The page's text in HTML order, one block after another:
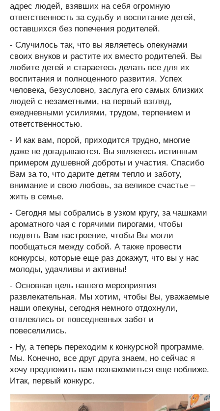
адрес людей, взявших на себя огромную
ответственность за судьбу и воспитание детей,
оставшихся без попечения родителей.
- Случилось так, что вы являетесь опекунами
своих внуков и растите их вместо родителей. Вы
любите детей и стараетесь делать все для их
воспитания и полноценного развития. Успех
человека, безусловно, заслуга его самых близких
людей с незаметными, на первый взгляд,
ежедневными усилиями, трудом, терпением и
ответственностью.
- И как вам, порой, приходится трудно, многие
даже не догадываются. Вы являетесь истинным
примером душевной доброты и участия. Спасибо
Вам за то, что дарите детям тепло и заботу,
внимание и свою любовь, за великое счастье –
жить в семье.
- Сегодня мы собрались в узком кругу, за чашками
ароматного чая с горячими пирогами, чтобы
поднять Вам настроение, чтобы Вы могли
пообщаться между собой. А также провести
конкурсы, которые еще раз докажут, что вы у нас
молоды, удачливы и активны!
- Основная цель нашего мероприятия
развлекательная. Мы хотим, чтобы Вы, уважаемые
наши опекуны, сегодня немного отдохнули,
отвлеклись от повседневных забот и
повеселились.
- Ну, а теперь переходим к конкурсной программе.
Мы. Конечно, все друг друга знаем, но сейчас я
хочу предложить вам познакомиться еще поближе.
Итак, первый конкурс.